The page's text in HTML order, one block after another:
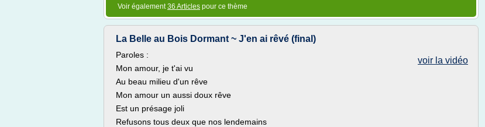
Voir également36 Articles pour ce thème
La Belle au Bois Dormant ~ J'en ai rêvé (final)
voir la vidéo
Paroles :
Mon amour, je t'ai vu
Au beau milieu d'un rêve
Mon amour un aussi doux rêve
Est un présage joli
Refusons tous deux que nos lendemains